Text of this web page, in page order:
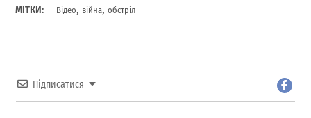
МІТКИ: Відео, війна,обстріл
Підписатися